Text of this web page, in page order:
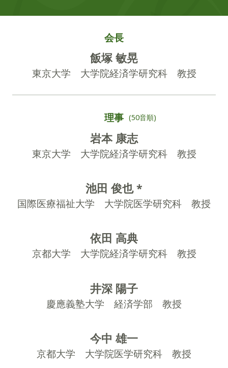
会長
飯塚 敏晃
東京大学 大学院経済学研究科 教授
理事 (50音順)
岩本 康志
東京大学 大学院経済学研究科 教授
池田 俊也 *
国際医療福祉大学 大学院医学研究科 教授
依田 高典
京都大学 大学院経済学研究科 教授
井深 陽子
慶應義塾大学 経済学部 教授
今中 雄一
京都大学 大学院医学研究科 教授